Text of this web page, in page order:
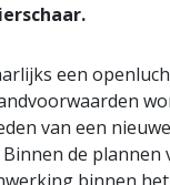
een
van een
de